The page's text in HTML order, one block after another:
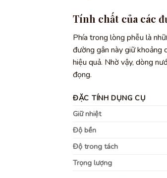
Tính chất của các
Phía trong lòng phễu là
đường gân này giữ khoảng
hiệu quả. Nhờ vậy, dòng
đọng.
ĐẶC TÍNH DỤNG CỤ
Giữ nhiệt
Độ bền
Độ trong tách
Trọng lượng